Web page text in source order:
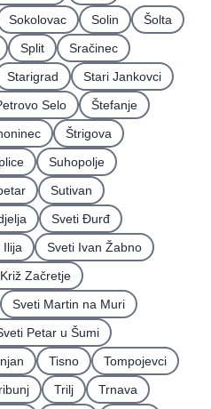
Sokolovac Solin
Šolta
Split
Sračinec
Starigrad
Stari Jankovci
Selo
Štefanje
Štrigova
Suhopolje
Sutivan
Sveti Ðurđ
Ilija
Sveti Ivan Žabno
Začretje
Sveti Martin na Muri
Petar u Šumi
Tisno
Tompojevci
Trilj
Trnava